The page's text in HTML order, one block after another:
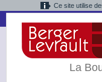
Ce site utilise
La